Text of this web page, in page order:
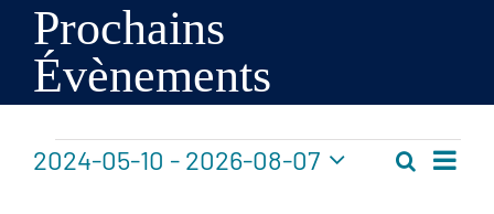
Prochains
Évènements
Évènements Recherche
Liste
2024-05-10 - 2026-08-07